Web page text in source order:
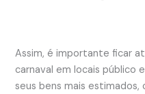
Assim, é importante ficar
carnaval em locais público
seus bens mais